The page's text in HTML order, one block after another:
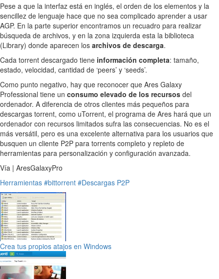
Pese a que la interfaz está en inglés, el orden de los elementos y la
sencillez de lenguaje hace que no sea complicado aprender a usar
AGP. En la parte superior encontramos un recuadro para realizar
búsqueda de archivos, y en la zona izquierda esta la biblioteca
(Library) donde aparecen los archivos de descarga.
Cada torrent descargado tiene información completa: tamaño,
estado, velocidad, cantidad de ‘peers’ y ‘seeds’.
Como punto negativo, hay que reconocer que Ares Galaxy
Professional tiene un consumo elevado de los recursos del
ordenador. A diferencia de otros clientes más pequeños para
descargas torrent, como uTorrent, el programa de Ares hará que un
ordenador con recursos limitados sufra las consecuencias. No es el
más versátil, pero es una excelente alternativa para los usuarios que
busquen un cliente P2P para torrents completo y repleto de
herramientas para personalización y configuración avanzada.
Vía | AresGalaxyPro
Herramientas #bittorrent #Descargas P2P
Crea tus propios atajos en Windows